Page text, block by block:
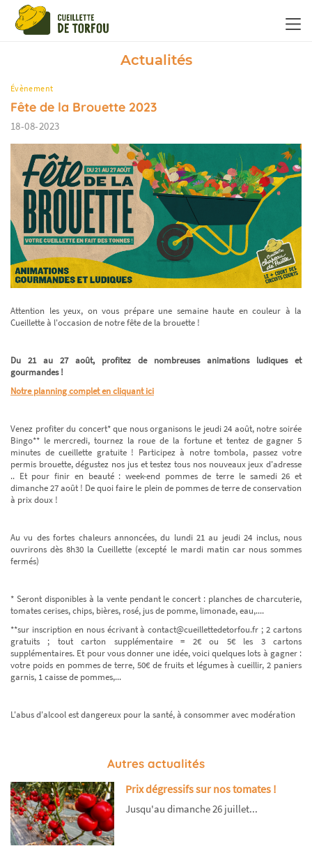
Actualités
Évènement
Fête de la Brouette 2023
18-08-2023
Attention les yeux, on vous prépare une semaine haute en couleur à la
Cueillette à l'occasion de notre fête de la brouette !
Du 21 au 27 août, profitez de nombreuses animations ludiques et
gourmandes !
Notre planning complet en cliquant ici
Venez profiter du concert* que nous organisons le jeudi 24 août, notre soirée
Bingo** le mercredi, tournez la roue de la fortune et tentez de gagner 5
minutes de cueillette gratuite ! Participez à notre tombola, passez votre
permis brouette, dégustez nos jus et testez tous nos nouveaux jeux d'adresse
.. Et pour finir en beauté : week-end pommes de terre le samedi 26 et
dimanche 27 août ! De quoi faire le plein de pommes de terre de conservation
à prix doux !
Au vu des fortes chaleurs annoncées, du lundi 21 au jeudi 24 inclus, nous
ouvrirons dès 8h30 la Cueillette (excepté le mardi matin car nous sommes
fermés)
* Seront disponibles à la vente pendant le concert : planches de charcuterie,
tomates cerises, chips, bières, rosé, jus de pomme, limonade, eau,....
**sur inscription en nous écrivant à contact@cueillettedetorfou.fr ; 2 cartons
gratuits ; tout carton supplémentaire = 2€ ou 5€ les 3 cartons
supplémentaires. Et pour vous donner une idée, voici quelques lots à gagner :
votre poids en pommes de terre, 50€ de fruits et légumes à cueillir, 2 paniers
garnis, 1 caisse de pommes,...
L'abus d'alcool est dangereux pour la santé, à consommer avec modération
Autres actualités
Prix dégressifs sur nos tomates !
Jusqu'au dimanche 26 juillet...
Panneau de gestion des cookies